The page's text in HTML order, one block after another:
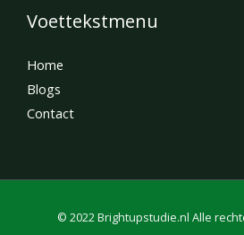
Voettekstmenu
Home
Blogs
Contact
© 2022 Brightupstudie.nl Alle